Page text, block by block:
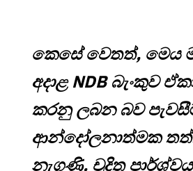
කෙසේ වෙතත්, මෙය
අදාළ NDB බැංකුව
කරනු ලබන බව
ආන්දෝලනාත්මක
නැගුණි. චූදිත